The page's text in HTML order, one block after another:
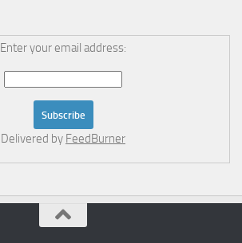
Enter your email address:
Delivered by FeedBurner